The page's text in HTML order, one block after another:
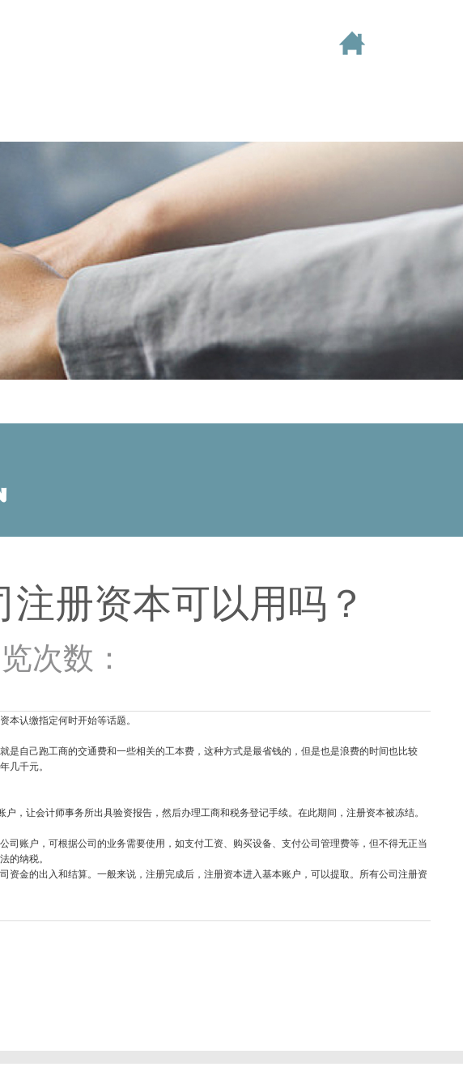
册资本可以用吗？
次数：
认缴指定何时开始等话题。
自己跑工商的交通费和一些相关的工本费，这种方式是最省钱的，但是也是浪费的时间也比较
几千元。
，让会计师事务所出具验资报告，然后办理工商和税务登记手续。在此期间，注册资本被冻结。
账户，可根据公司的业务需要使用，如支付工资、购买设备、支付公司管理费等，但不得无正当
的纳税。
金的出入和结算。一般来说，注册完成后，注册资本进入基本账户，可以提取。所有公司注册资